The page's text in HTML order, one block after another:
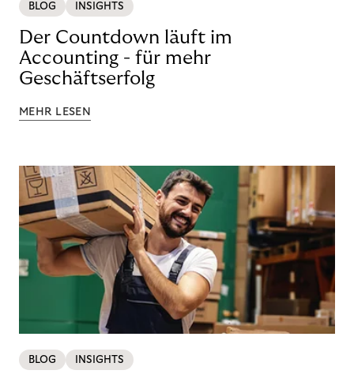
BLOG INSIGHTS
Der Countdown läuft im
Accounting - für mehr
Geschäftserfolg
MEHR LESEN
BLOG INSIGHTS